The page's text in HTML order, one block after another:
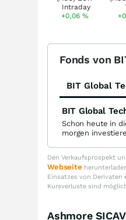
+0,06%
Fonds von
BIT Global
BIT Global
Schon heute in
morgen
Den Verkaufsprospekt
Webseite
Einsatzes von
Kursverluste sind
Ashmore